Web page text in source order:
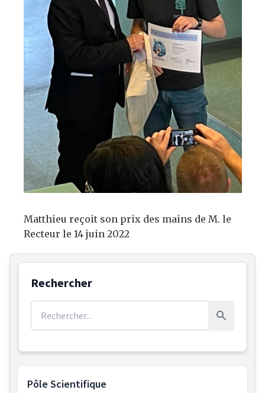
Matthieu reçoit son prix des mains de M. le
Recteur le 14 juin 2022
Rechercher
Rechercher
Pôle Scientifique